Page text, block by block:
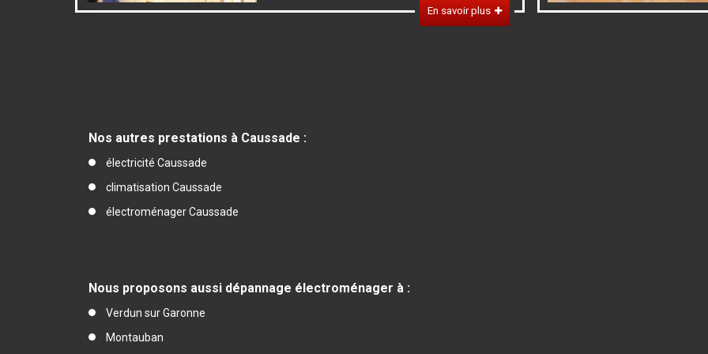
En savoir plus
Nos autres prestations à Caussade :
électricité Caussade
climatisation Caussade
électroménager Caussade
Nous proposons aussi dépannage électroménager à :
Verdun sur Garonne
Montauban